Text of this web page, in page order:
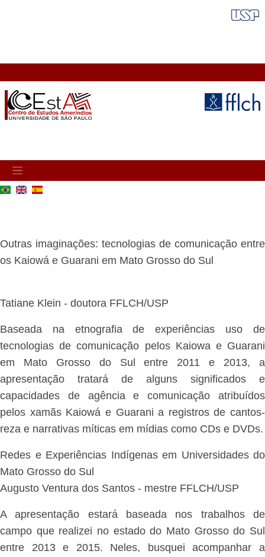
MAIN
NAVIGATION
Outras imaginações: tecnologias de comunicação entre
os Kaiowá e Guarani em Mato Grosso do Sul
Tatiane Klein - doutora FFLCH/USP
Baseada na etnografia de experiências uso de
tecnologias de comunicação pelos Kaiowa e Guarani
em Mato Grosso do Sul entre 2011 e 2013, a
apresentação tratará de alguns significados e
capacidades de agência e comunicação atribuídos
pelos xamãs Kaiowá e Guarani a registros de cantos-
reza e narrativas míticas em mídias como CDs e DVDs.
Redes e Experiências Indígenas em Universidades do
Mato Grosso do Sul
Augusto Ventura dos Santos - mestre FFLCH/USP
A apresentação estará baseada nos trabalhos de
campo que realizei no estado do Mato Grosso do Sul
entre 2013 e 2015. Neles, busquei acompanhar a